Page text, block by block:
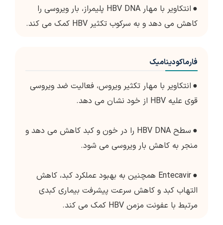
●
انتکاویر با مهار HBV DNA پلیمراز، بار ویروسی را
کاهش می دهد و به سرکوب تکثیر HBV کمک می کند.
فارماکودینامیک
● انتکاویر با مهار تکثیر ویروس، فعالیت ضد ویروسی
قوی علیه HBV از خود نشان می دهد.
●
سطح HBV DNA را در خون و کبد کاهش می دهد و
منجر به کاهش بار ویروسی می شود.
●
Entecavir همچنین به بهبود عملکرد کبد، کاهش
التهاب کبد و کاهش سرعت پیشرفت بیماری کبدی
مرتبط با عفونت مزمن HBV کمک می کند.